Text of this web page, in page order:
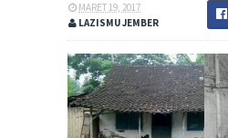
MARET 19, 2017
LAZISMU JEMBER